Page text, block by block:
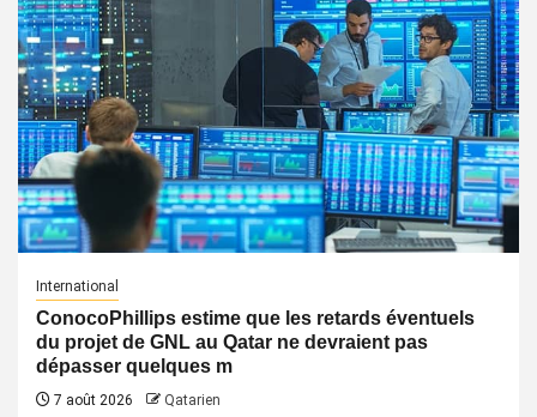
International
ConocoPhillips estime que les retards éventuels
du projet de GNL au Qatar ne devraient pas
dépasser quelques m
7 août 2026 Qatarien